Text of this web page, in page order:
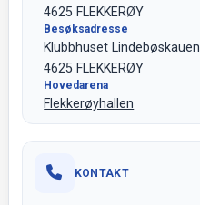
4625 FLEKKERØY
Besøksadresse
Klubbhuset Lindebøskauen
4625 FLEKKERØY
Hovedarena
Flekkerøyhallen
KONTAKT